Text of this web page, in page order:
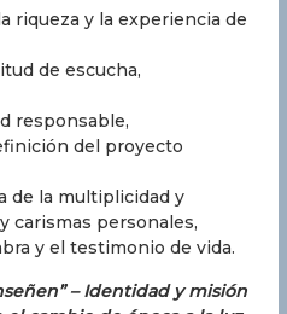
riqueza y la experiencia de
de escucha,
responsable,
del proyecto
de la multiplicidad y
carismas personales,
y el testimonio de vida.
– Identidad y misión